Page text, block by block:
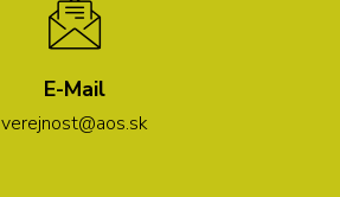
E-Mail
verejnost@aos.sk